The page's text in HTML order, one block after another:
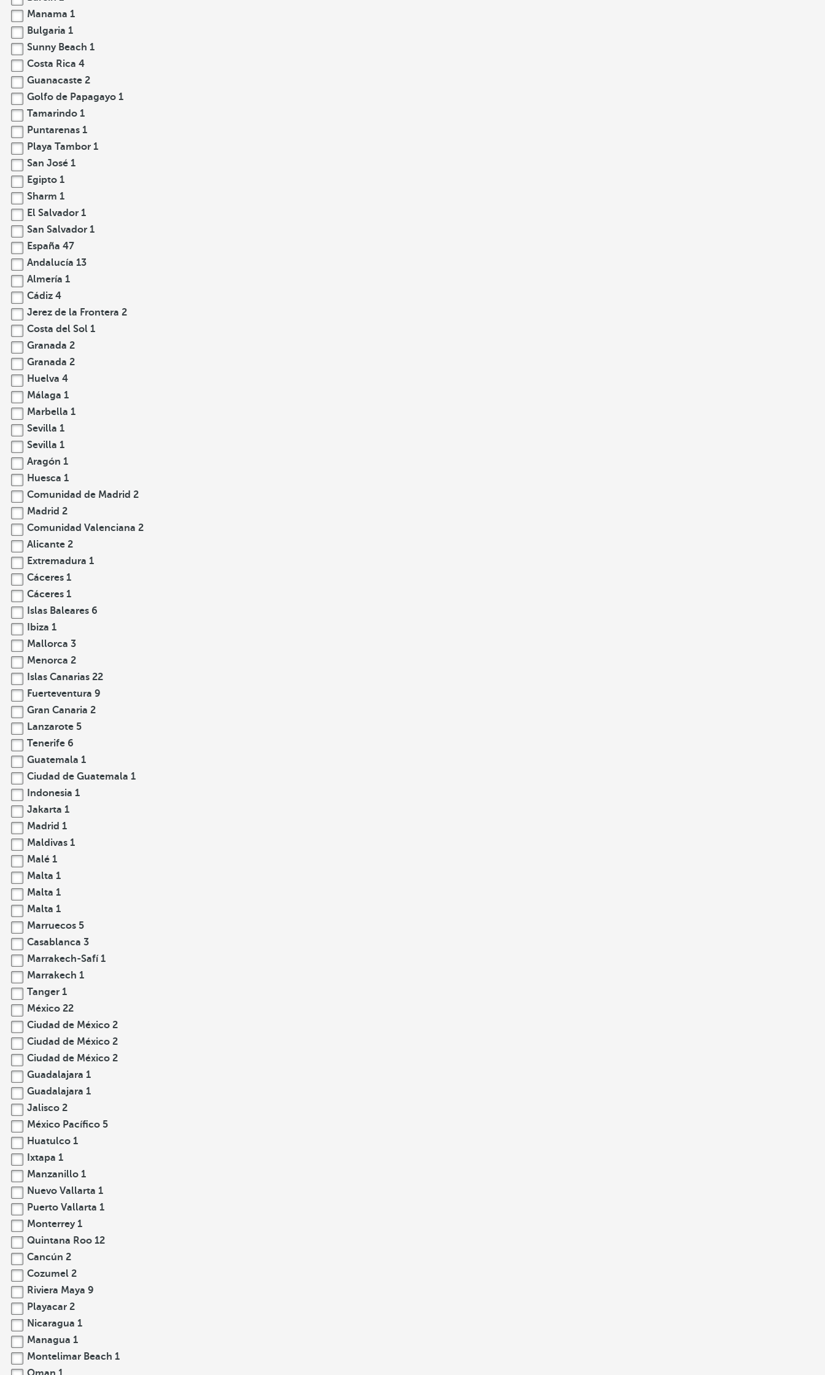
Manama 1
Bulgaria 1
Sunny Beach 1
Costa Rica 4
Guanacaste 2
Golfo de Papagayo 1
Tamarindo 1
Puntarenas 1
Playa Tambor 1
San José 1
Egipto 1
Sharm 1
El Salvador 1
San Salvador 1
España 47
Andalucía 13
Almería 1
Cádiz 4
Jerez de la Frontera 2
Costa del Sol 1
Granada 2
Granada 2
Huelva 4
Málaga 1
Marbella 1
Sevilla 1
Sevilla 1
Aragón 1
Huesca 1
Comunidad de Madrid 2
Madrid 2
Comunidad Valenciana 2
Alicante 2
Extremadura 1
Cáceres 1
Cáceres 1
Islas Baleares 6
Ibiza 1
Mallorca 3
Menorca 2
Islas Canarias 22
Fuerteventura 9
Gran Canaria 2
Lanzarote 5
Tenerife 6
Guatemala 1
Ciudad de Guatemala 1
Indonesia 1
Jakarta 1
Madrid 1
Maldivas 1
Malé 1
Malta 1
Malta 1
Malta 1
Marruecos 5
Casablanca 3
Marrakech-Safí1
Marrakech 1
Tanger 1
México 22
Ciudad de México 2
Ciudad de México 2
Ciudad de México 2
Guadalajara 1
Guadalajara 1
Jalisco 2
México Pacífico 5
Huatulco 1
Ixtapa 1
Manzanillo 1
Nuevo Vallarta 1
Puerto Vallarta 1
Monterrey 1
Quintana Roo 12
Cancún 2
Cozumel 2
Riviera Maya 9
Playacar 2
Nicaragua 1
Managua 1
Montelimar Beach 1